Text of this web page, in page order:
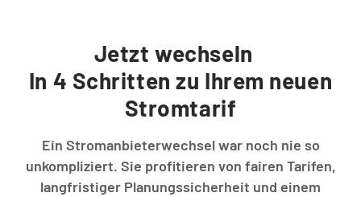
Jetzt wechseln
In 4 Schritten zu Ihrem neuen
Stromtarif
Ein Stromanbieterwechsel war noch nie so
unkompliziert. Sie profitieren von fairen Tarifen,
langfristiger Planungssicherheit und einem